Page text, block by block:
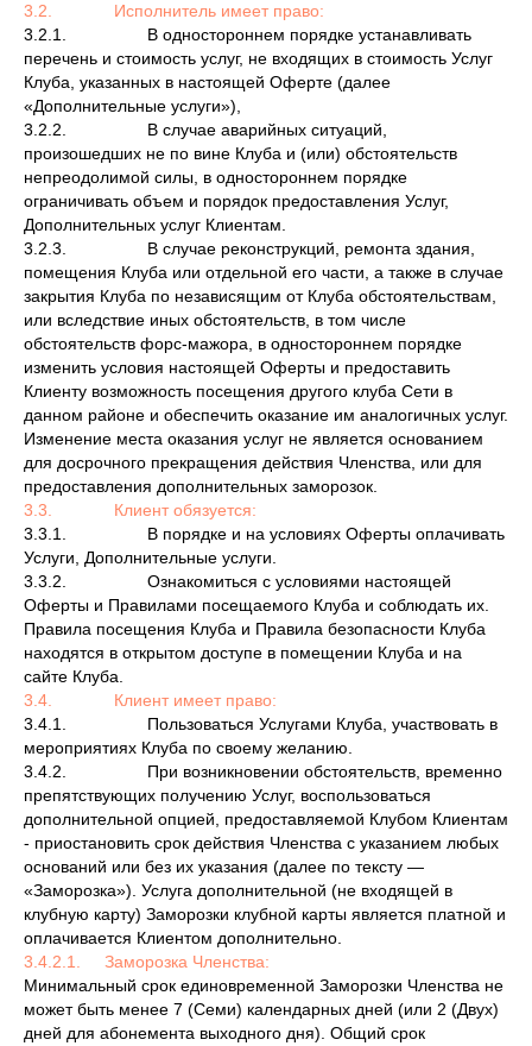
3.2. Исполнитель имеет право:
3.2.1. В одностороннем порядке устанавливать
перечень и стоимость услуг, не входящих в стоимость Услуг
Клуба, указанных в настоящей Оферте (далее
«Дополнительные услуги»),
3.2.2. В случае аварийных ситуаций,
произошедших не по вине Клуба и (или) обстоятельств
непреодолимой силы, в одностороннем порядке
ограничивать объем и порядок предоставления Услуг,
Дополнительных услуг Клиентам.
3.2.3. В случае реконструкций, ремонта здания,
помещения Клуба или отдельной его части, а также в случае
закрытия Клуба по независящим от Клуба обстоятельствам,
или вследствие иных обстоятельств, в том числе
обстоятельств форс-мажора, в одностороннем порядке
изменить условия настоящей Оферты и предоставить
Клиенту возможность посещения другого клуба Сети в
данном районе и обеспечить оказание им аналогичных услуг.
Изменение места оказания услуг не является основанием
для досрочного прекращения действия Членства, или для
предоставления дополнительных заморозок.
3.3. Клиент обязуется:
3.3.1. В порядке и на условиях Оферты оплачивать
Услуги, Дополнительные услуги.
3.3.2. Ознакомиться с условиями настоящей
Оферты и Правилами посещаемого Клуба и соблюдать их.
Правила посещения Клуба и Правила безопасности Клуба
находятся в открытом доступе в помещении Клуба и на
сайте Клуба.
3.4. Клиент имеет право:
3.4.1. Пользоваться Услугами Клуба, участвовать в
мероприятиях Клуба по своему желанию.
3.4.2. При возникновении обстоятельств, временно
препятствующих получению Услуг, воспользоваться
дополнительной опцией, предоставляемой Клубом Клиентам
- приостановить срок действия Членства с указанием любых
оснований или без их указания (далее по тексту —
«Заморозка»). Услуга дополнительной (не входящей в
клубную карту) Заморозки клубной карты является платной и
оплачивается Клиентом дополнительно.
3.4.2.1. Заморозка Членства:
Минимальный срок единовременной Заморозки Членства не
может быть менее 7 (Семи) календарных дней (или 2 (Двух)
дней для абонемента выходного дня). Общий срок